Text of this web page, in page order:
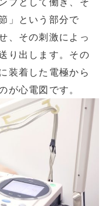
」という部分で
、その刺激によっ
り出します。その
装着した電極から
が心電図です。